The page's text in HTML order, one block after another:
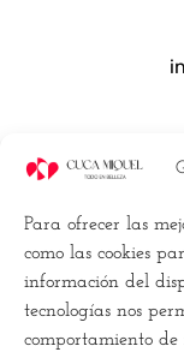
Para ofrecer las
como las cookies
información del
tecnologías nos
comportamiento de
Calle